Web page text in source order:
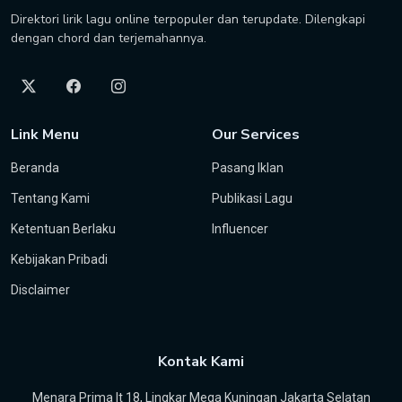
Direktori lirik lagu online terpopuler dan terupdate. Dilengkapi
dengan chord dan terjemahannya.
Link Menu
Beranda
Tentang Kami
Ketentuan Berlaku
Kebijakan Pribadi
Disclaimer
Our Services
Pasang Iklan
Publikasi Lagu
Influencer
Kontak Kami
Menara Prima lt 18, Lingkar Mega Kuningan Jakarta Selatan